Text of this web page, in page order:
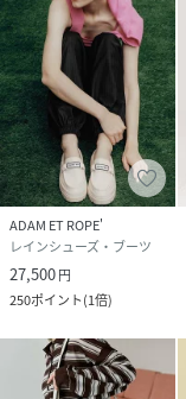
ADAM ET ROPE'
レインシューズ・ブーツ
27,500円
250ポイント(1倍)